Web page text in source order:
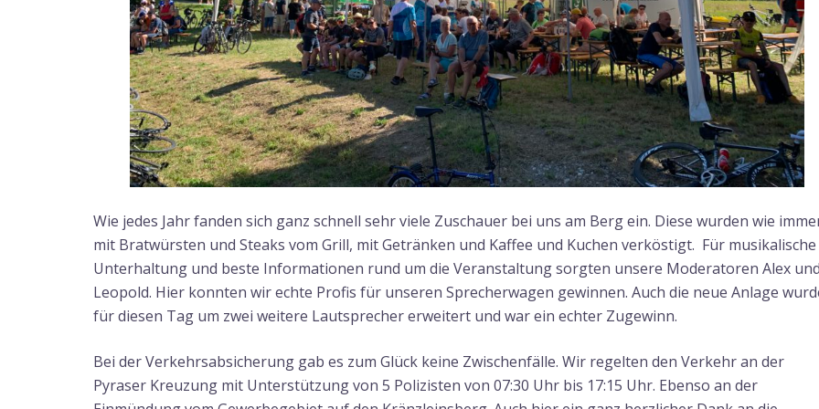
Wie jedes Jahr fanden sich ganz schnell sehr viele Zuschauer bei uns am Berg ein. Diese wurden wie
mit Bratwürsten und Steaks vom Grill, mit Getränken und Kaffee und Kuchen verköstigt. Für musikalische
Unterhaltung und beste Informationen rund um die Veranstaltung sorgten unsere Moderatoren Alex und
Leopold. Hier konnten wir echte Profis für unseren Sprecherwagen gewinnen. Auch die neue Anlage
für diesen Tag um zwei weitere Lautsprecher erweitert und war ein echter Zugewinn.
Bei der Verkehrsabsicherung gab es zum Glück keine Zwischenfälle. Wir regelten den Verkehr an der
Pyraser Kreuzung mit Unterstützung von 5 Polizisten von 07:30 Uhr bis 17:15 Uhr. Ebenso an der